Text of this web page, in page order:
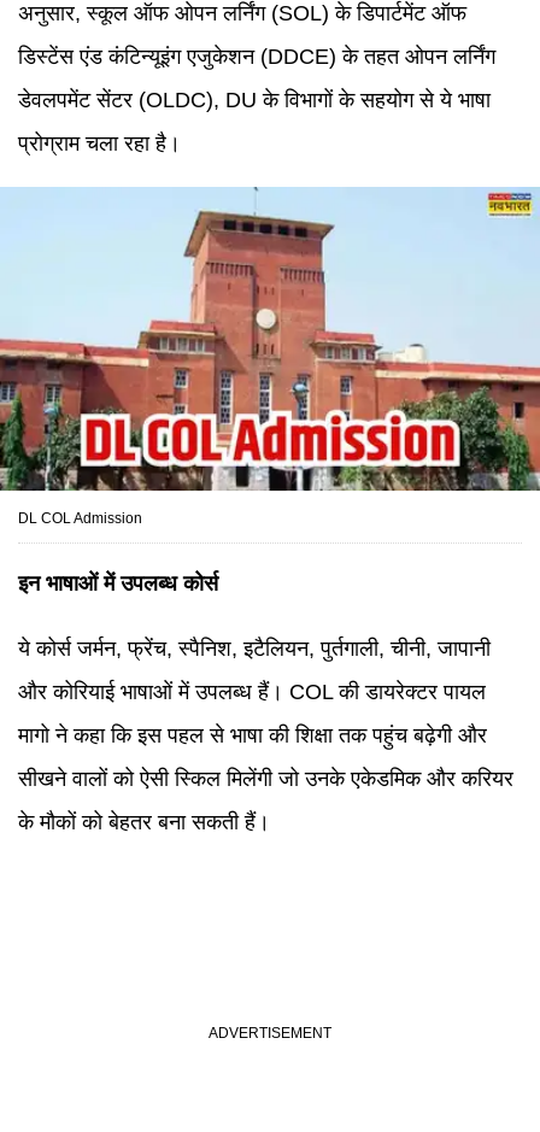
अनुसार, स्कूल ऑफ ओपन लर्निंग (SOL) के डिपार्टमेंट ऑफ
डिस्टेंस एंड कंटिन्यूइंग एजुकेशन (DDCE) के तहत ओपन लर्निंग
डेवलपमेंट सेंटर (OLDC), DU के विभागों के सहयोग से ये भाषा
प्रोग्राम चला रहा है।
DL COL Admission
इन भाषाओं में उपलब्ध कोर्स
ये कोर्स जर्मन, फ्रेंच, स्पैनिश, इटैलियन, पुर्तगाली, चीनी, जापानी
और कोरियाई भाषाओं में उपलब्ध हैं। COL की डायरेक्टर पायल
मागो ने कहा कि इस पहल से भाषा की शिक्षा तक पहुंच बढ़ेगी और
सीखने वालों को ऐसी स्किल मिलेंगी जो उनके एकेडमिक और करियर
के मौकों को बेहतर बना सकती हैं।